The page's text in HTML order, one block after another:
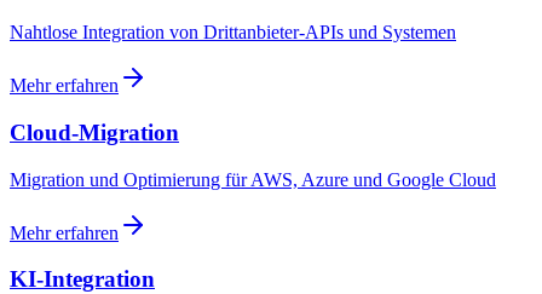
Nahtlose Integration von Drittanbieter-APIs und Systemen
Mehr erfahren
Cloud-Migration
Migration und Optimierung für AWS, Azure und Google Cloud
Mehr erfahren
KI-Integration